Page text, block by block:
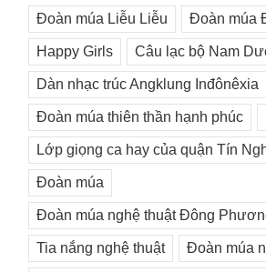
Đoàn múa Liễu Liễu Đoàn múa
Happy Girls Câu lạc bộ Nam
Dàn nhạc trúc Angklung Inđônêxia
Đoàn múa thiên thần hạnh phúc
Lớp giọng ca hay của quận Tín
Đoàn múa
Đoàn múa nghệ thuật Đông
Tia nắng nghệ thuật Đoàn múa